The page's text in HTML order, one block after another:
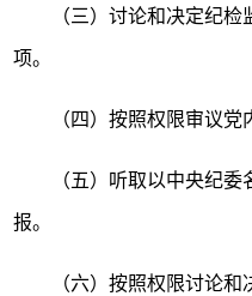
（三）讨论和决定纪检
项。
（四）按照权限审议党内
（五）听取以中央纪委
报。
（六）按照权限讨论和